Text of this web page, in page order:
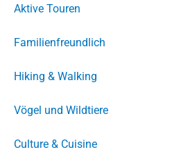
Aktive Touren
Familienfreundlich
Hiking & Walking
Vögel und Wildtiere
Culture & Cuisine